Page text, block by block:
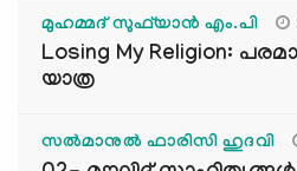
മുഹമ്മദ് സുഫ്‌യാൻ എം.പി
Losing My Religion:
യാത്ര
സൽമാനുൽ ഫാരിസി ഹുദവി